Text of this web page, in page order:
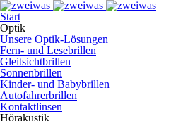
Start
Optik
Unsere Optik-Lösungen
Fern- und Lesebrillen
Gleitsichtbrillen
Sonnenbrillen
Kinder- und Babybrillen
Autofahrerbrillen
Kontaktlinsen
Hörakustik